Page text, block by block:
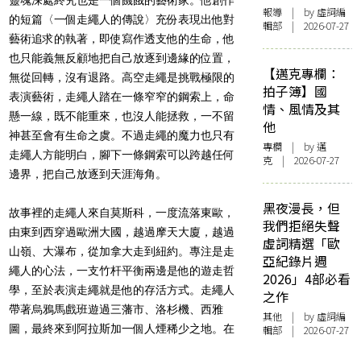
的短篇〈一個走繩人的傳說〉充份表現出他對
藝術追求的執著，即使寫作透支他的生命，他
也只能義無反顧地把自己放逐到邊緣的位置，
無從回轉，沒有退路。高空走繩是挑戰極限的
表演藝術，走繩人踏在一條窄窄的鋼索上，命
懸一線，既不能重來，也沒人能拯救，一不留
神甚至會有生命之虞。不過走繩的魔力也只有
走繩人方能明白，腳下一條鋼索可以跨越任何
邊界，把自己放逐到天涯海角。
故事裡的走繩人來自莫斯科，一度流落東歐，
由東到西穿過歐洲大國，越過摩天大廈，越過
山嶺、大瀑布，從加拿大走到紐約。專注是走
繩人的心法，一支竹杆平衡兩邊是他的遊走哲
學，至於表演走繩就是他的存活方式。走繩人
帶著烏鴉馬戲班遊過三藩市、洛杉機、西雅
圖，最終來到阿拉斯加一個人煙稀少之地。在
報導 | by 虛詞編
輯部 | 2026-07-27
【邁克專欄：
拍子簿】國
情、風情及其
他
專欄 | by邁
克 | 2026-07-27
黑夜漫長，但
我們拒絕失聲
虛詞精選「歐
亞紀錄片週
2026」4部必看
之作
其他 | by 虛詞編
輯部 | 2026-07-27